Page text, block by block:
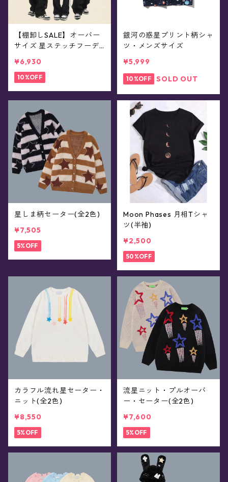
【棚卸しSALE】オーバー
サイズ 星ステッチフーデ
¥6,930
10%OFF
銀河の惑星プリント柄シャ
ツ・メンズサイズ
¥5,999
10%OFF SOLD OUT
星しま柄セーター(全2色)
¥7,505
5%OFF
Moon Phases 月相Tシャ
ツ(半袖)
¥2,500
50%OFF
カラフル流れ星セーター・
ニット(全2色)
¥8,550
5%OFF
流星ニット・プルオーバ
ー・セーター(全2色)
¥7,600
5%OFF